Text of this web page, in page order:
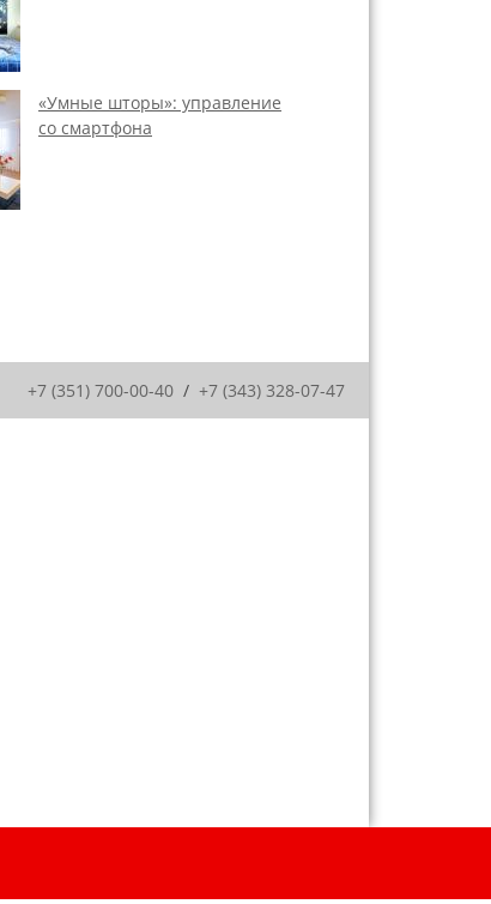
«Умные шторы»: управление
со смартфона
+7 (351) 700-00-40 / +7 (343) 328-07-47